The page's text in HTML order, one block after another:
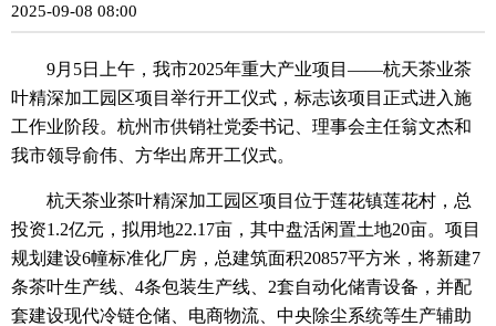
2025-09-08 08:00
9月5日上午，我市2025年重大产业项目——杭天茶业茶
叶精深加工园区项目举行开工仪式，标志该项目正式进入施
工作业阶段。杭州市供销社党委书记、理事会主任翁文杰和
我市领导俞伟、方华出席开工仪式。
杭天茶业茶叶精深加工园区项目位于莲花镇莲花村，总
投资1.2亿元，拟用地22.17亩，其中盘活闲置土地20亩。项目
规划建设6幢标准化厂房，总建筑面积20857平方米，将新建7
条茶叶生产线、4条包装生产线、2套自动化储青设备，并配
套建设现代冷链仓储、电商物流、中央除尘系统等生产辅助